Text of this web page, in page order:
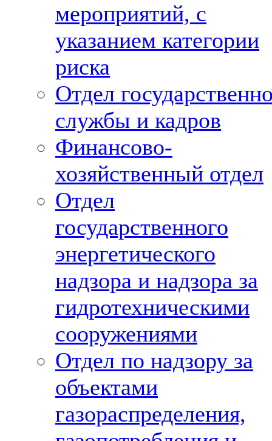
мероприятий, с
указанием категории
риска
Отдел
службы и кадров
Финансово-
хозяйственный отдел
Отдел
государственного
энергетического
надзора и надзора за
гидротехническими
сооружениями
Отдел по надзору за
объектами
газораспределения,